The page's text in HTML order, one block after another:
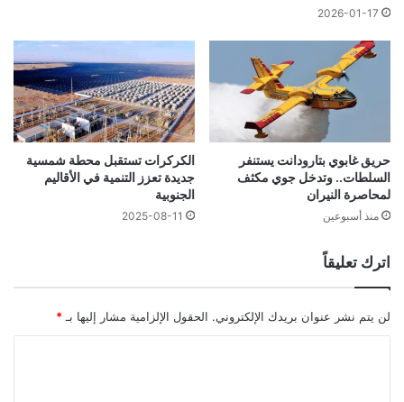
2026-01-17
حريق غابوي بتارودانت يستنفر
السلطات.. وتدخل جوي مكثف
لمحاصرة النيران
منذ أسبوعين
الكركرات تستقبل محطة شمسية
جديدة تعزز التنمية في الأقاليم
الجنوبية
2025-08-11
اترك تعليقاً
لن يتم نشر عنوان بريدك الإلكتروني. الحقول الإلزامية مشار إليها بـ *